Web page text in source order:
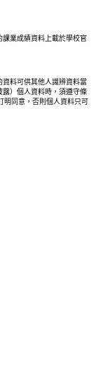
業成績資料上載於學校官
料可供其他人識辨資料當
）個人資料時，須遵守條
明同意，否則個人資料只可